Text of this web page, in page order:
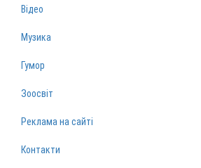
Відео
Музика
Гумор
Зоосвіт
Реклама на сайті
Контакти